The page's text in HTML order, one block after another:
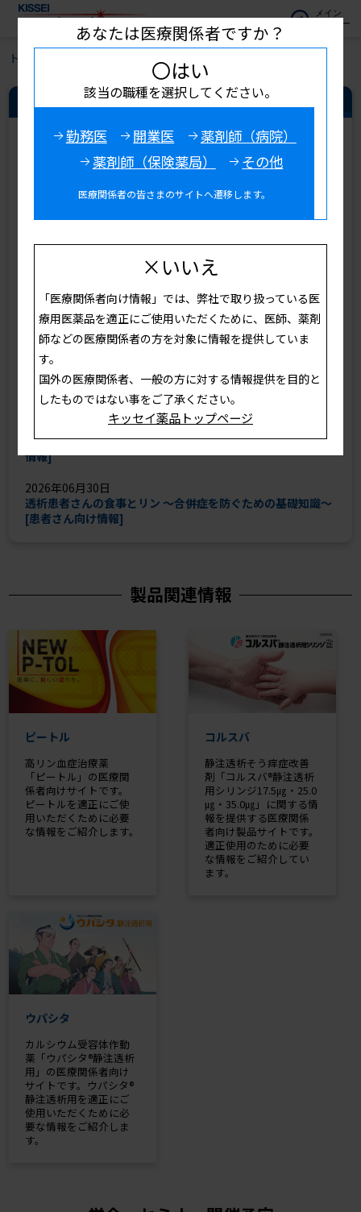
メイン
メニュー
トップ 腎・透析
腎・透析領域 新着情報
7剤ルールを活用したポリファーマシー対策 [診療サポー
2026年08月04日
2026年08月04日
そのかゆみ我慢していませんか？ [患者さん向け情報]
2026年07月28日
Vol.40 [te to te]
2026年06月30日
すこやか透析ライフ－リンにまつわるお話－ [患者さん向け
情報]
2026年06月30日
透析患者さんの食事とリン ～合併症を防ぐための基礎知識～
[患者さん向け情報]
製品関連情報
ピートル
高リン血症治療薬
「ピートル」の医療関
係者向けサイトです。
ピートルを適正にご使
用いただくために必要
な情報をご紹介します。
コルスバ
静注透析そう痒症改善
剤「コルスバ®静注透析
用シリンジ17.5㎍・25.0
㎍・35.0㎍」に関する情
報を提供する医療関係
者向け製品サイトです。
適正使用のために必要
な情報をご紹介してい
ます。
ウパシタ
カルシウム受容体作動
薬「ウパシタ®静注透析
用」の医療関係者向け
サイトです。ウパシタ®
静注透析用を適正にご
使用いただくために必
要な情報をご紹介しま
す。
あなたは医療関係者ですか？
〇はい
該当の職種を選択してください。
勤務医 開業医
薬剤師（病院）
薬剤師（保険薬局）
その他
医療関係者の皆さまのサイトへ遷移します。
×いいえ
「医療関係者向け情報」では、弊社で取り扱っている医
療用医薬品を適正にご使用いただくために、医師、薬剤
師などの医療関係者の方を対象に情報を提供していま
す。
国外の医療関係者、一般の方に対する情報提供を目的と
したものではない事をご了承ください。
キッセイ薬品トップページ